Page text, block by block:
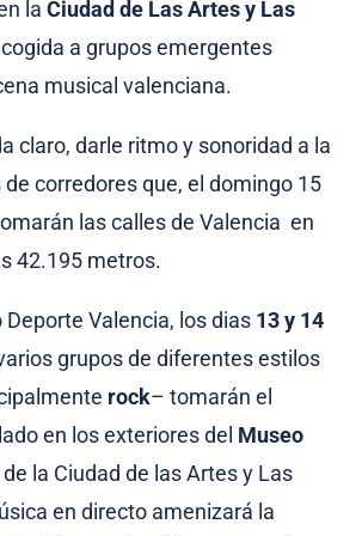
laCiudad de Las Artes y Las
a grupos emergentes
musical valenciana.
claro, darle ritmo y sonoridad a la
corredores que, el domingo 15
las calles de Valencia en
42.195 metros.
Deporte Valencia, los dias 13 y 14
grupos de diferentes estilos
rock– tomarán el
en los exteriores del Museo
de la Ciudad de las Artes y Las
en directo amenizará la